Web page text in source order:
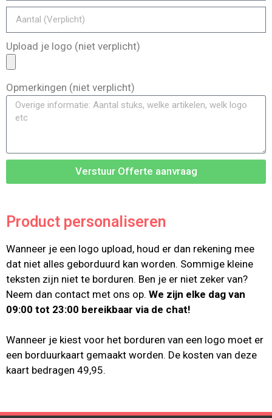
Upload je logo (niet verplicht)
Opmerkingen (niet verplicht)
Verstuur Offerte aanvraag
Product personaliseren
Wanneer je een logo upload, houd er dan rekening mee
dat niet alles geborduurd kan worden. Sommige kleine
teksten zijn niet te borduren. Ben je er niet zeker van?
Neem dan contact met ons op. We zijn elke dag van
09:00 tot 23:00 bereikbaar via de chat!
Wanneer je kiest voor het borduren van een logo moet er
een borduurkaart gemaakt worden. De kosten van deze
kaart bedragen 49,95.